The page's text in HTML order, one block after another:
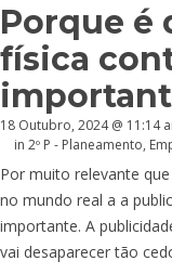
Porque é
física
18 Outubro, 2024 @ 11:14
in 2º P - Planeamento,
Por muito relevante
no mundo real a a
importante. A
vai desaparecer tão